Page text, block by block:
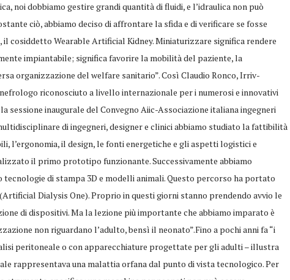
noi dobbiamo gestire grandi quantità di fluidi, e l’idraulica non può
ciò, abbiamo deciso di affrontare la sfida e di verificare se fosse
cosiddetto Wearable Artificial Kidney. Miniaturizzare significa rendere
impiantabile; significa favorire la mobilità del paziente, la
organizzazione del welfare sanitario”. Così Claudio Ronco, Irriv-
riconosciuto a livello internazionale per i numerosi e innovativi
sessione inaugurale del Convegno Aiic-Associazione italiana ingegneri
di ingegneri, designer e clinici abbiamo studiato la fattibilità
l’ergonomia, il design, le fonti energetiche e gli aspetti logistici e
il primo prototipo funzionante. Successivamente abbiamo
di stampa 3D e modelli animali. Questo percorso ha portato
Dialysis One). Proprio in questi giorni stanno prendendo avvio le
di dispositivi. Ma la lezione più importante che abbiamo imparato è
non riguardano l’adulto, bensì il neonato”.Fino a pochi anni fa “i
peritoneale o con apparecchiature progettate per gli adulti – illustra
rappresentava una malattia orfana dal punto di vista tecnologico. Per